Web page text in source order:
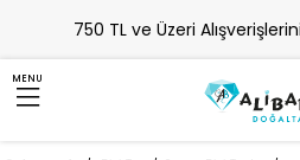
750 TL ve Üzeri
MENU